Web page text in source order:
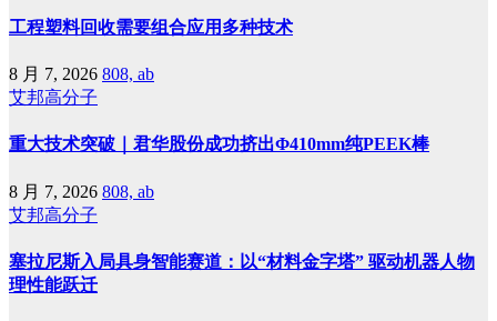
工程塑料回收需要组合应用多种技术
8 月 7, 2026 808, ab
艾邦高分子
重大技术突破｜君华股份成功挤出Φ410mm纯PEEK棒
8 月 7, 2026 808, ab
艾邦高分子
塞拉尼斯入局具身智能赛道：以“材料金字塔” 驱动机器人物
理性能跃迁